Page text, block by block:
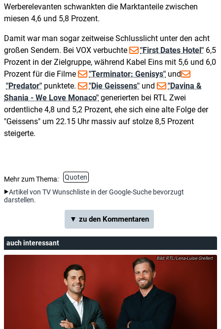
Werberelevanten schwankten die Marktanteile zwischen
miesen 4,6 und 5,8 Prozent.
Damit war man sogar zeitweise Schlusslicht unter den acht
großen Sendern. Bei VOX verbuchte
"First Dates Hotel" 6,5
Prozent in der Zielgruppe, während Kabel Eins mit 5,6 und 6,0
Prozent für die Filme
"Terminator: Genisys" und
"Predator" punktete. "Die Geissens" und
"Davina &
Shania - We Love Monaco" generierten bei RTL Zwei
ordentliche 4,8 und 5,2 Prozent, ehe sich eine alte Folge der
"Geissens" um 22.15 Uhr massiv auf stolze 8,5 Prozent
steigerte.
Mehr zum Thema:
Quoten
Artikel von TV Wunschliste in der Google-Suche bevorzugt
darstellen.
▼ zu den Kommentaren
auch interessant
RTL/Lena-Luise Grellert